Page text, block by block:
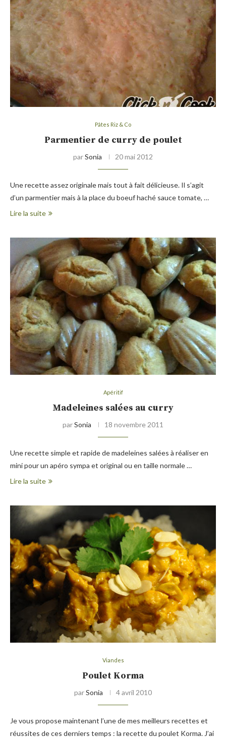
Pâtes Riz & Co
Parmentier de curry de poulet
parSonia 20 mai 2012
Une recette assez originale mais tout à fait délicieuse. Il s’agit
d’un parmentier mais à la place du boeuf haché sauce tomate, …
Lire la suite
Apéritif
Madeleines salées au curry
parSonia 18 novembre 2011
Une recette simple et rapide de madeleines salées à réaliser en
mini pour un apéro sympa et original ou en taille normale …
Lire la suite
Viandes
Poulet Korma
parSonia 4 avril 2010
Je vous propose maintenant l’une de mes meilleurs recettes et
réussites de ces derniers temps : la recette du poulet Korma. J’ai